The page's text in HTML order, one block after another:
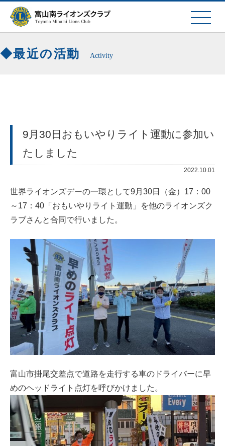
最近の活動 Activity
9月30日おもいやりライト運動に参加い
たしました
2022.10.01
世界ライオンズデーの一環として9月30日（金）17：00
～17：40「おもいやりライト運動」を他のライオンズク
ラブさんと合同で行いました。
富山市掛尾交差点で道路を走行する車のドライバーに早
めのヘッドライト点灯を呼びかけました。